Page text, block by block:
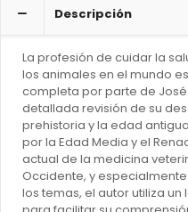
Descripción
La profesión de cuidar la
los animales en el mundo
completa por parte de
detallada revisión de su
prehistoria y la edad
por la Edad Media y el
actual de la medicina
Occidente, y
los temas, el autor utiliza